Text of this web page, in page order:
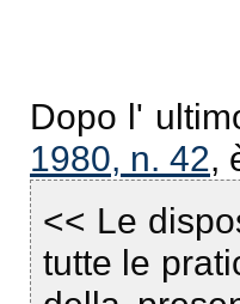
Dopo l'
1980, n. 42,
<< Le
tutte le